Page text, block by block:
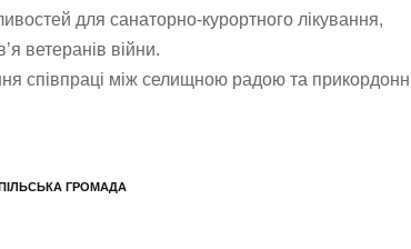
для санаторно-курортного лікування,
ветеранів війни.
співпраці між селищною радою та
ГРОМАДА